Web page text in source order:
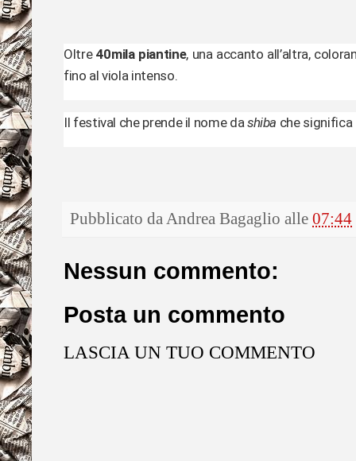
Oltre 40mila piantine, una accanto all’altra,
fino al viola intenso.
Il festival che prende il nome dashiba che significa
Pubblicato daAndrea Bagaglio alle 07:44
Nessun commento:
Posta un commento
LASCIA UN TUO COMMENTO